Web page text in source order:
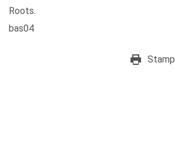
Roots.
bas04